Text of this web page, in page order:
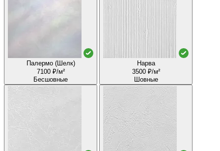
Палермо (Шелк)
7100 ₽/м²
Бесшовные
Нарва
3500 ₽/м²
Шовные